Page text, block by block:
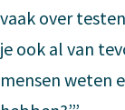
vaak over
je ook al van
mensen weten